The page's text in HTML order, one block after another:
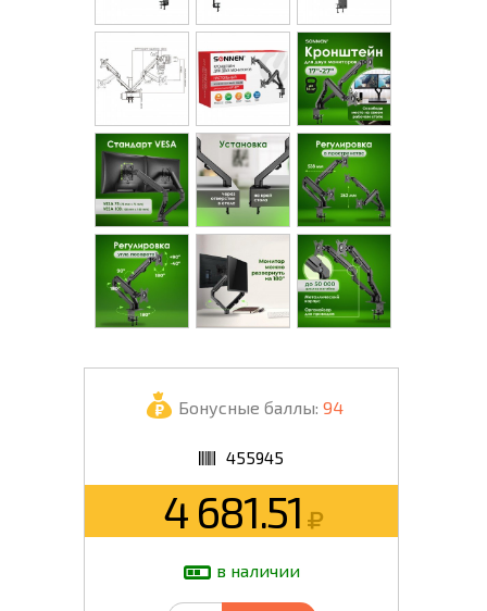
Бонусные баллы: 94
455945
4 681.51
в наличии